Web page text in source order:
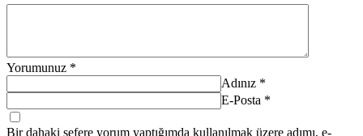
Yorumunuz *
Adınız *
E-Posta *
Bir dahaki sefere yorum yaptığımda kullanılmak üzere adımı, e-